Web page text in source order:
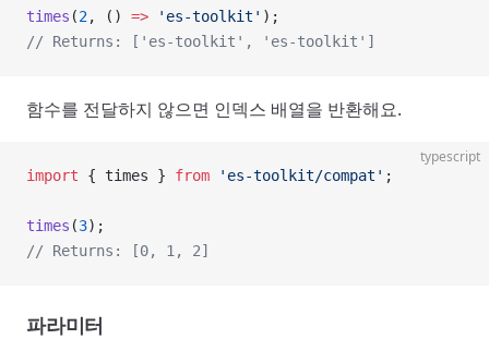
times (2, () => 'es-toolkit' );
// Returns: ['es-toolkit', 'es-toolkit']
함수를 전달하지 않으면 인덱스 배열을 반환해요.
typescript
import { times } from 'es-toolkit/compat' ;
times (3);
// Returns: [0, 1, 2]
파라미터